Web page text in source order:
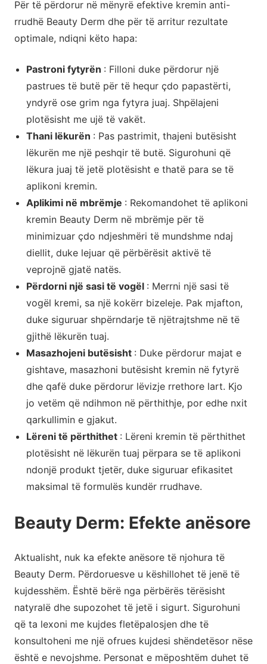
Për të përdorur në mënyrë efektive kremin anti-
rrudhë Beauty Derm dhe për të arritur rezultate
optimale, ndiqni këto hapa:
Pastroni fytyrën : Filloni duke përdorur një
pastrues të butë për të hequr çdo papastërti,
yndyrë ose grim nga fytyra juaj. Shpëlajeni
plotësisht me ujë të vakët.
Thani lëkurën : Pas pastrimit, thajeni butësisht
lëkurën me një peshqir të butë. Sigurohuni që
lëkura juaj të jetë plotësisht e thatë para se të
aplikoni kremin.
Aplikimi në mbrëmje : Rekomandohet të aplikoni
kremin Beauty Derm në mbrëmje për të
minimizuar çdo ndjeshmëri të mundshme ndaj
diellit, duke lejuar që përbërësit aktivë të
veprojnë gjatë natës.
Përdorni një sasi të vogël : Merrni një sasi të
vogël kremi, sa një kokërr bizeleje. Pak mjafton,
duke siguruar shpërndarje të njëtrajtshme në të
gjithë lëkurën tuaj.
Masazhojeni butësisht : Duke përdorur majat e
gishtave, masazhoni butësisht kremin në fytyrë
dhe qafë duke përdorur lëvizje rrethore lart. Kjo
jo vetëm që ndihmon në përthithje, por edhe nxit
qarkullimin e gjakut.
Lëreni të përthithet : Lëreni kremin të përthithet
plotësisht në lëkurën tuaj përpara se të aplikoni
ndonjë produkt tjetër, duke siguruar efikasitet
maksimal të formulës kundër rrudhave.
Beauty Derm: Efekte anësore
Aktualisht, nuk ka efekte anësore të njohura të
Beauty Derm. Përdoruesve u këshillohet të jenë të
kujdesshëm. Është bërë nga përbërës tërësisht
natyralë dhe supozohet të jetë i sigurt. Sigurohuni
që ta lexoni me kujdes fletëpalosjen dhe të
konsultoheni me një ofrues kujdesi shëndetësor nëse
është e nevojshme. Personat e mëposhtëm duhet të